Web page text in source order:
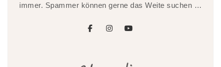
immer. Spammer können gerne das Weite suchen …